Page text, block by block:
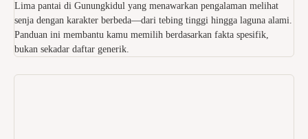
Lima pantai di Gunungkidul yang menawarkan pengalaman melihat
senja dengan karakter berbeda—dari tebing tinggi hingga laguna alami.
Panduan ini membantu kamu memilih berdasarkan fakta spesifik,
bukan sekadar daftar generik.